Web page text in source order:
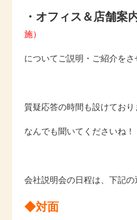
・オフィス＆店舗案
施）
についてご説明・ご紹介をさ
質疑応答の時間も設けており
なんでも聞いてくださいね！
会社説明会の日程は、下記の
◆対面